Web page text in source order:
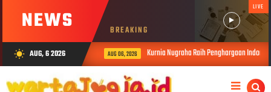
NEWS BREAKING
LIVE
wb_sunny AUG, 6 2026 AUG 06, 2026 Kurnia Nugraha Raih Penghargaan